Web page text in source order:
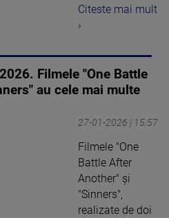
Citeste mai mult
›
Filmele "One Battle
au cele mai multe
27-01-2026 | 15:57
Filmele "One
Battle After
Another" şi
"Sinners",
realizate de doi